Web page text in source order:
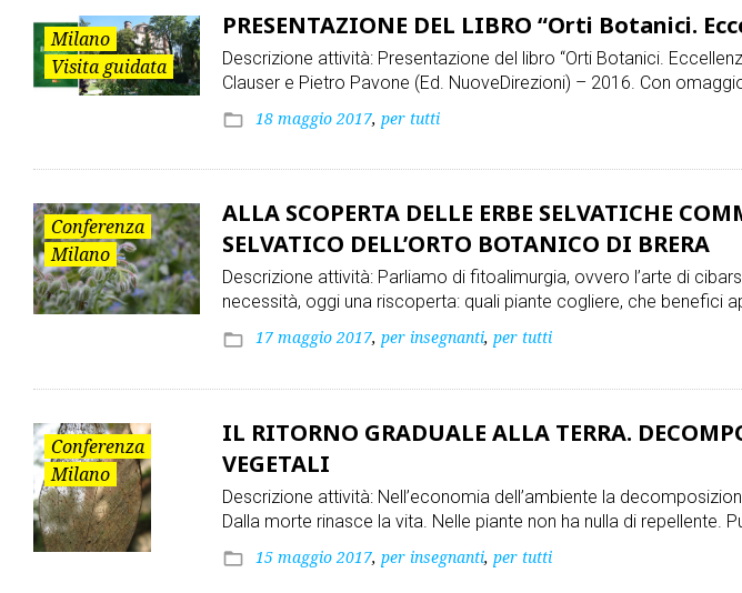
Milano
Visita guidata
PRESENTAZIONE DEL LIBRO “Orti Botanici.
Descrizione attività: Presentazione del libro “Orti Botanici.
Clauser e Pietro Pavone (Ed. NuoveDirezioni) – 2016. Con
folder_open 18 maggio 2017, per tutti
Conferenza
Milano
ALLA SCOPERTA DELLE ERBE SELVATICHE
SELVATICO DELL’ORTO BOTANICO DI BRERA
Descrizione attività: Parliamo di fitoalimurgia, ovvero l’arte di
necessità, oggi una riscoperta: quali piante cogliere, che benefici
folder_open 17 maggio 2017, per insegnanti, per tutti
Conferenza
Milano
IL RITORNO GRADUALE ALLA TERRA.
VEGETALI
Descrizione attività: Nell’economia dell’ambiente la
Dalla morte rinasce la vita. Nelle piante non ha nulla di repellente.
folder_open 15 maggio 2017, per insegnanti, per tutti